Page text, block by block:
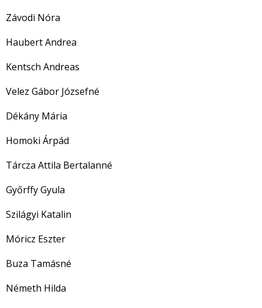
Závodi Nóra
Haubert Andrea
Kentsch Andreas
Velez Gábor Józsefné
Dékány Mária
Homoki Árpád
Tárcza Attila Bertalanné
Győrffy Gyula
Szilágyi Katalin
Móricz Eszter
Buza Tamásné
Németh Hilda